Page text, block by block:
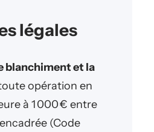
légales
blanchiment et la
opération en
à 1 000 € entre
(Code